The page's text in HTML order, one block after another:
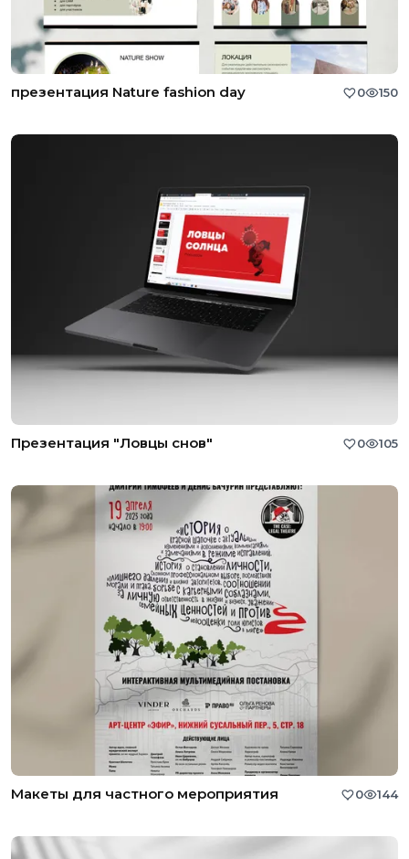
презентация Nature fashion day 0 150
Презентация "Ловцы снов" 0 105
Макеты для частного мероприятия 0 144